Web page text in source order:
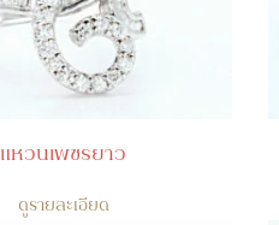
แหวนเพชรยาว
ดูรายละเอียด